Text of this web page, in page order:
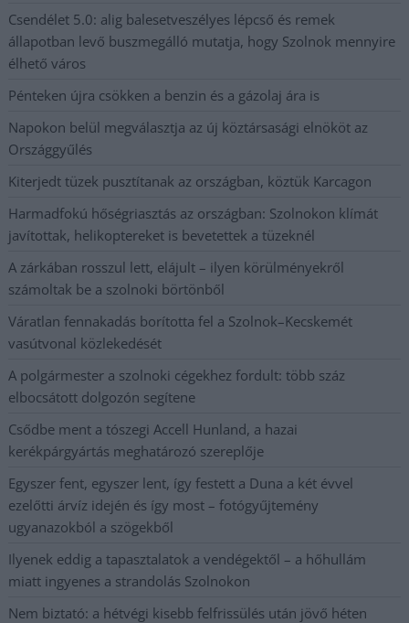
Csendélet 5.0: alig balesetveszélyes lépcső és remek
állapotban levő buszmegálló mutatja, hogy Szolnok mennyire
élhető város
Pénteken újra csökken a benzin és a gázolaj ára is
Napokon belül megválasztja az új köztársasági elnököt az
Országgyűlés
Kiterjedt tüzek pusztítanak az országban, köztük Karcagon
Harmadfokú hőségriasztás az országban: Szolnokon klímát
javítottak, helikoptereket is bevetettek a tüzeknél
A zárkában rosszul lett, elájult – ilyen körülményekről
számoltak be a szolnoki börtönből
Váratlan fennakadás borította fel a Szolnok–Kecskemét
vasútvonal közlekedését
A polgármester a szolnoki cégekhez fordult: több száz
elbocsátott dolgozón segítene
Csődbe ment a tószegi Accell Hunland, a hazai
kerékpárgyártás meghatározó szereplője
Egyszer fent, egyszer lent, így festett a Duna a két évvel
ezelőtti árvíz idején és így most – fotógyűjtemény
ugyanazokból a szögekből
Ilyenek eddig a tapasztalatok a vendégektől – a hőhullám
miatt ingyenes a strandolás Szolnokon
Nem biztató: a hétvégi kisebb felfrissülés után jövő héten